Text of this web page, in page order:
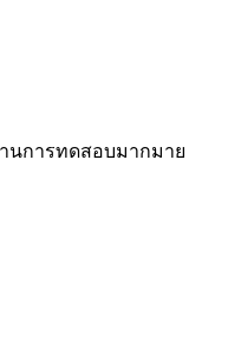
นการทดสอบมากมาย